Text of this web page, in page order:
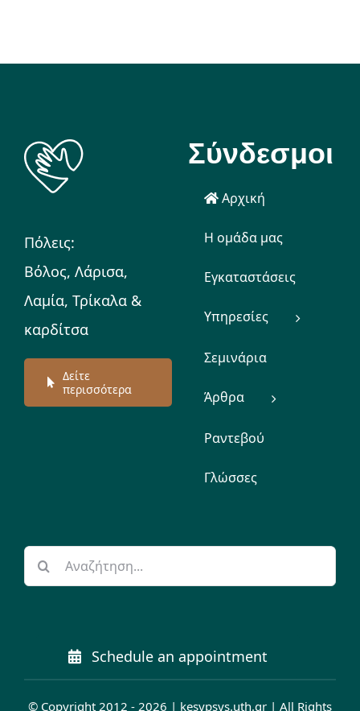
Πόλεις:
Βόλος, Λάρισα,
Λαμία, Τρίκαλα &
καρδίτσα
Δείτε
περισσότερα
Σύνδεσμοι
Αρχική
Η ομάδα μας
Εγκαταστάσεις
Υπηρεσίες
Σεμινάρια
Άρθρα
Ραντεβού
Γλώσσες
Αναζήτηση
για:
Schedule an appointment
© Copyright 2012 - 2026 | kesypsys.uth.gr | All Rights